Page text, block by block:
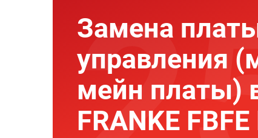
Замена
управления
мейн платы)
FRANKE